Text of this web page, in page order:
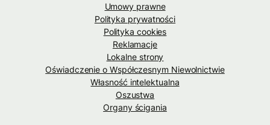
Umowy prawne
Polityka prywatności
Polityka cookies
Reklamacje
Lokalne strony
Oświadczenie o Współczesnym Niewolnictwie
Własność intelektualna
Oszustwa
Organy ścigania